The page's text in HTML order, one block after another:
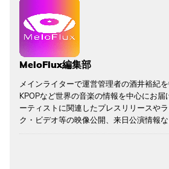
MeloFlux編集部
メインライターで運営管理者の酒井裕紀を
KPOPなど世界の音楽の情報を中心にお届
ーティストに関連したプレスリリースや
ク・ビデオ等の映像公開、来日公演情報な